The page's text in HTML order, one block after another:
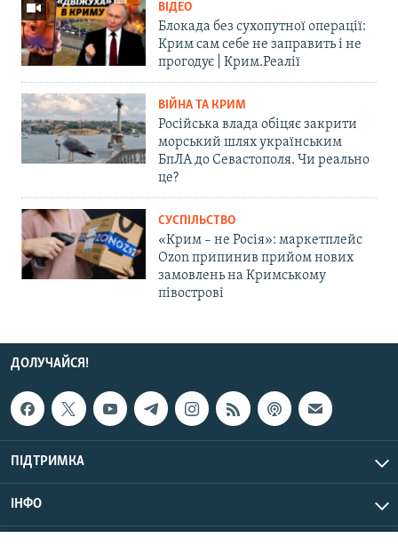
ВІДЕО
Блокада без сухопутної операції:
Крим сам себе не заправить і не
прогодує | Крим.Реалії
ВІЙНА ТА КРИМ
Російська влада обіцяє закрити
морський шлях українським
БпЛА до Севастополя. Чи реально
це?
СУСПІЛЬСТВО
«Крим – не Росія»: маркетплейс
Ozon припинив прийом нових
замовлень на Кримському
півострові
ДОЛУЧАЙСЯ!
ПІДТРИМКА
ІНФО